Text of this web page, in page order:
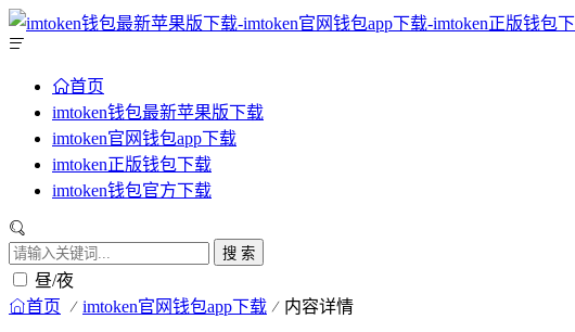
首页
imtoken钱包最新苹果版下载
imtoken官网钱包app下载
imtoken正版钱包下载
imtoken钱包官方下载
搜 索
昼/夜
首页 imtoken官网钱包app下载 内容详情